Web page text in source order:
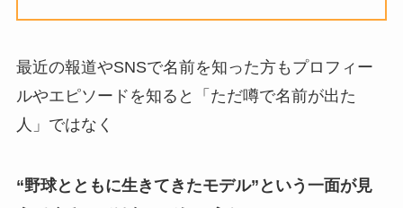
最近の報道やSNSで名前を知った方もプロフィー
ルやエピソードを知ると「ただ噂で名前が出た
人」ではなく
“野球とともに生きてきたモデル”という一面が見